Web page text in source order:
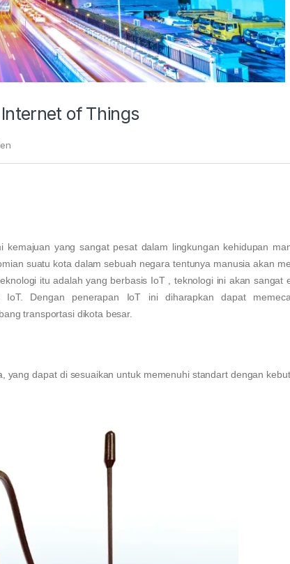
of Things
yang sangat pesat dalam lingkungan kehidupan
suatu kota dalam sebuah negara tentunya manusia akan
itu adalah yang berbasis IoT , teknologi ini akan sangat
IoT. Dengan penerapan IoT ini diharapkan dapat
transportasi dikota besar.
dapat di sesuaikan untuk memenuhi standart dengan